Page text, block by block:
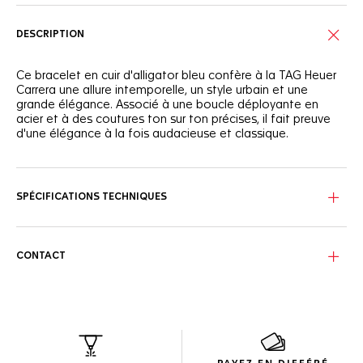
DESCRIPTION
Ce bracelet en cuir d'alligator bleu confère à la TAG Heuer
Carrera une allure intemporelle, un style urbain et une
grande élégance. Associé à une boucle déployante en
acier et à des coutures ton sur ton précises, il fait preuve
d'une élégance à la fois audacieuse et classique.
SPÉCIFICATIONS TECHNIQUES
CONTACT